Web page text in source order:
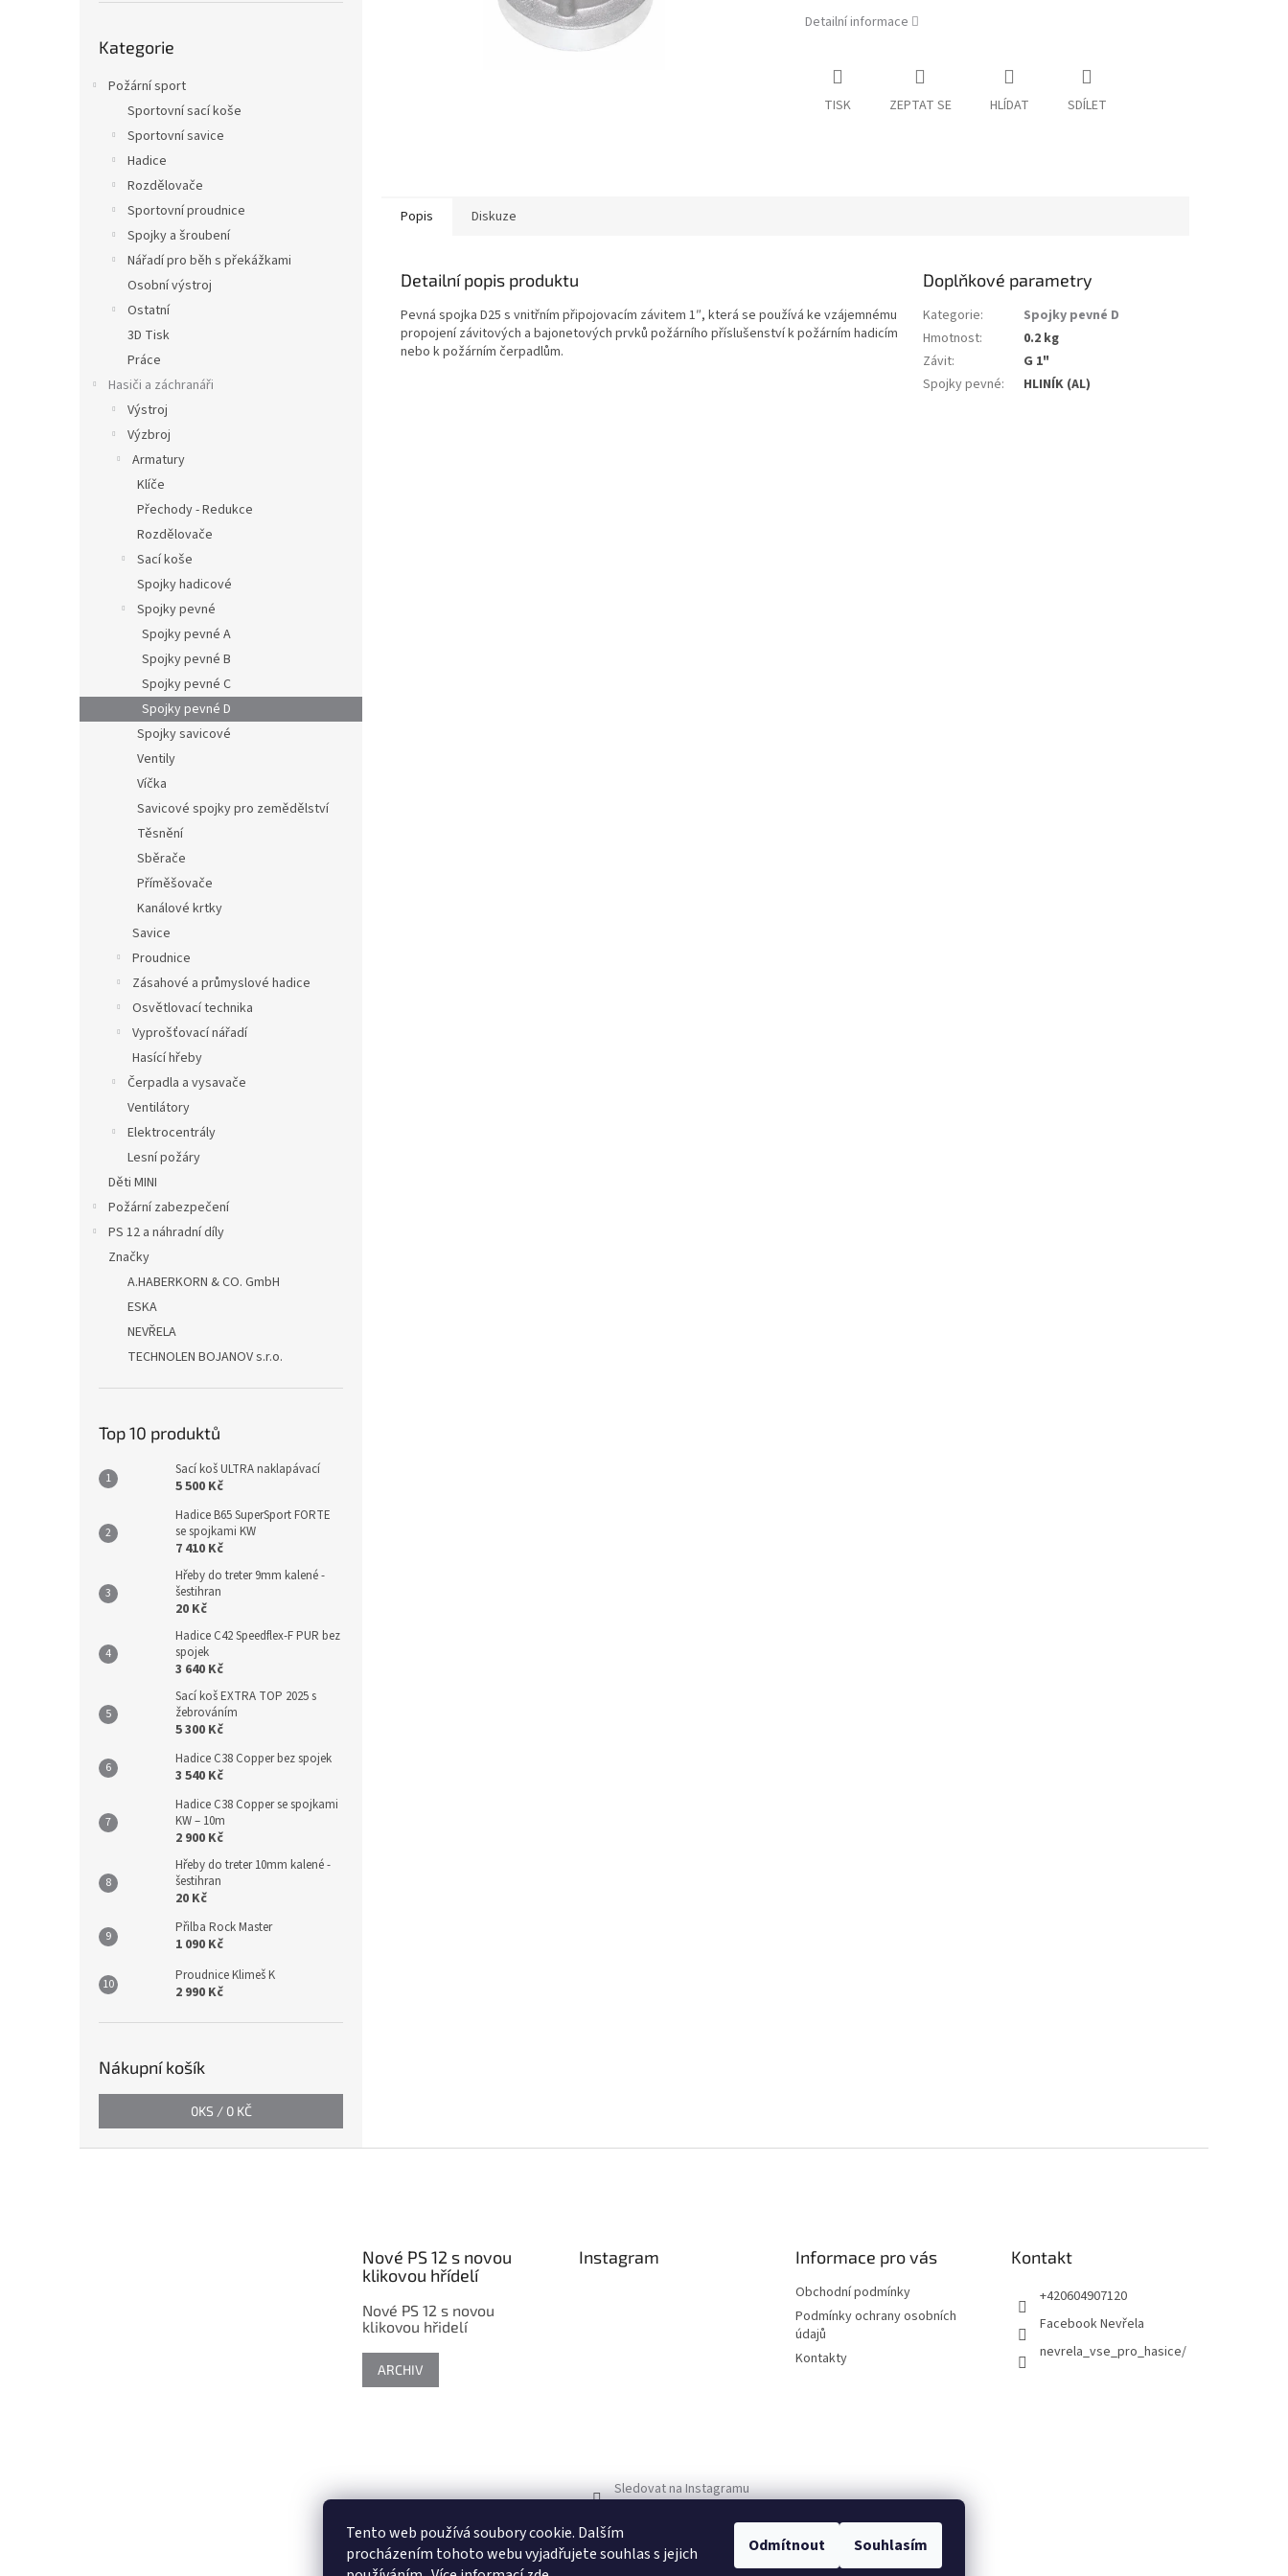
Tento web používá soubory cookie. Dalším
procházením tohoto webu vyjadřujete souhlas s jejich
Odmítnout Souhlasím
kategorie
Kategorie
Požární sport
Sportovní sací koše
Sportovní savice
Hadice
Rozdělovače
Sportovní proudnice
Spojky a šroubení
Nářadí pro běh s překážkami
Osobní výstroj
Ostatní
3D Tisk
Práce
Hasiči a záchranáři
Výstroj
Výzbroj
Armatury
Klíče
Přechody - Redukce
Rozdělovače
Sací koše
Spojky hadicové
Spojky pevné
Spojky pevné A
Spojky pevné B
Spojky pevné C
Spojky pevné D
Spojky savicové
Ventily
Víčka
Savicové spojky pro zemědělství
Těsnění
Sběrače
Příměšovače
Kanálové krtky
Savice
Proudnice
Zásahové a průmyslové hadice
Osvětlovací technika
Vyprošťovací nářadí
Hasící hřeby
Čerpadla a vysavače
Ventilátory
Elektrocentrály
Lesní požáry
Děti MINI
Požární zabezpečení
PS 12 a náhradní díly
Značky
A.HABERKORN & CO. GmbH
ESKA
NEVŘELA
TECHNOLEN BOJANOV s.r.o.
Top 10 produktů
Sací koš ULTRA naklapávací
5 500 Kč
Hadice B65 SuperSport FORTE
se spojkami KW
7 410 Kč
Hřeby do treter 9mm kalené -
šestihran
20 Kč
Hadice C42 Speedflex-F PUR bez
spojek
3 640 Kč
Sací koš EXTRA TOP 2025 s
žebrováním
5 300 Kč
Hadice C38 Copper bez spojek
3 540 Kč
Hadice C38 Copper se spojkami
KW – 10m
2 900 Kč
Hřeby do treter 10mm kalené -
šestihran
20 Kč
Přilba Rock Master
1 090 Kč
Proudnice Klimeš K
2 990 Kč
Nákupní košík
0KS / 0 KČ
Detailní informace
TISK ZEPTAT SE HLÍDAT SDÍLET
Popis Diskuze
Detailní popis produktu
Pevná spojka D25 s vnitřním připojovacím závitem 1″, která se používá ke vzájemnému
propojení závitových a bajonetových prvků požárního příslušenství k požárním hadicím
nebo k požárním čerpadlům.
Doplňkové parametry
Kategorie:
Spojky pevné D
Hmotnost:
0.2 kg
Závit:
G 1"
Spojky pevné: HLINÍK (AL)
Nové PS 12 s novou
klikovou hřídelí
Nové PS 12 s novou
klikovou hřidelí
ARCHIV
Instagram
Sledovat na Instagramu
Informace pro vás
Obchodní podmínky
Podmínky ochrany osobních
údajů
Kontakty
Kontakt
+420604907120
Facebook Nevřela
nevrela_vse_pro_hasice/